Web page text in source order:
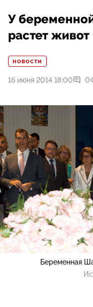
У
растет живот
НОВОСТИ
16 июня 2014 18:00 0
Беременная